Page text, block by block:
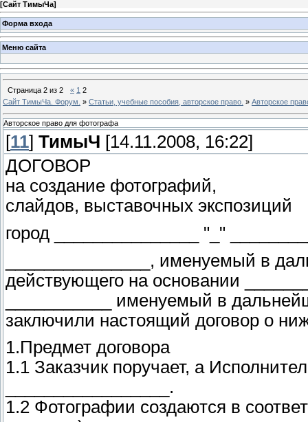
[Сайт ТимыЧа]
Форма входа
Меню сайта
Страница 2 из 2 « 1 2
Сайт ТимыЧа. Форум. » Статьи, учебные пособия, авторское право. » Авторское
Авторское право для фотографа
[11] ТимыЧ [14.11.2008, 16:22]
ДОГОВОР
на создание фотографий,
слайдов, выставочных экспозиций
город _______________ "_"
_______________, именуемый в
действующего на основании
___________ именуемый в
заключили настоящий договор о
1.Предмет договора
1.1 Заказчик поручает, а
_________________.
1.2 Фотографии создаются в